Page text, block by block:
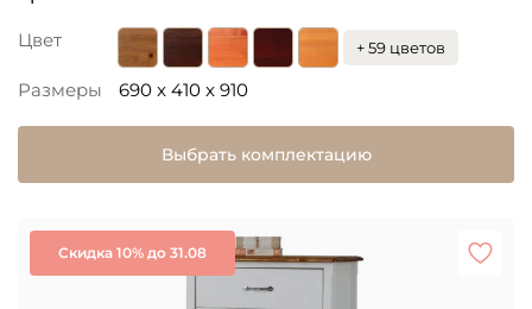
Цвет + 59 цветов
Размеры 690 x 410 x 910
Выбрать комплектацию
Скидка 10% до 31.08